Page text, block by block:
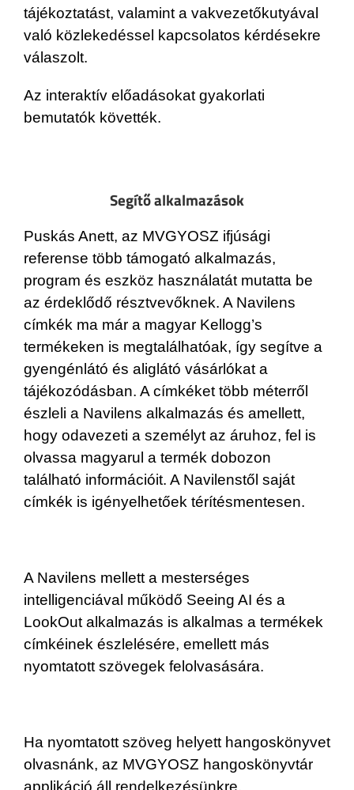
tájékoztatást, valamint a vakvezetőkutyával
való közlekedéssel kapcsolatos kérdésekre
válaszolt.
Az interaktív előadásokat gyakorlati
bemutatók követték.
Segítő alkalmazások
Puskás Anett, az MVGYOSZ ifjúsági
referense több támogató alkalmazás,
program és eszköz használatát mutatta be
az érdeklődő résztvevőknek. A Navilens
címkék ma már a magyar Kellogg’s
termékeken is megtalálhatóak, így segítve a
gyengénlátó és aliglátó vásárlókat a
tájékozódásban. A címkéket több méterről
észleli a Navilens alkalmazás és amellett,
hogy odavezeti a személyt az áruhoz, fel is
olvassa magyarul a termék dobozon
található információit. A Navilenstől saját
címkék is igényelhetőek térítésmentesen.
A Navilens mellett a mesterséges
intelligenciával működő Seeing AI és a
LookOut alkalmazás is alkalmas a termékek
címkéinek észlelésére, emellett más
nyomtatott szövegek felolvasására.
Ha nyomtatott szöveg helyett hangoskönyvet
olvasnánk, az MVGYOSZ hangoskönyvtár